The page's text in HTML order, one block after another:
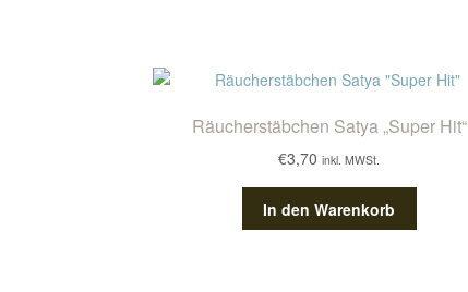
Räucherstäbchen Satya „Super Hit“
€3,70 inkl. MWSt.
In den Warenkorb